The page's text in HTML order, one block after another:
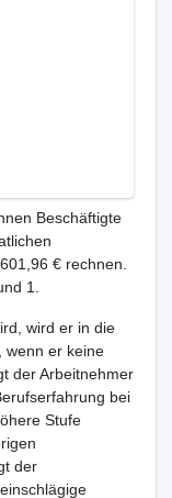
Beschäftigte
€ rechnen.
1.
wird er in die
wenn er keine
der Arbeitnehmer
bei
Stufe
der